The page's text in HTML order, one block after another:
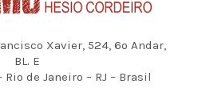
Xavier, 524, 6º Andar,
BL. E
Rio de Janeiro – RJ – Brasil